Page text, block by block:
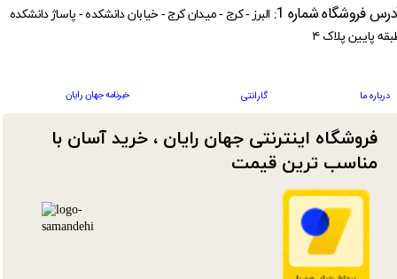
فروشگاه اینترنتی جهان رایان ، خرید آسان با
مناسب ترین قیمت​​​​​​​
درباره ما گارانتی خبرنامه جهان رایان
فروشگاه شماره 1:
البرز - کرج - میدان کرج - خیابان دانشکده - پاساژ دانشکده
پایین پلاک ۴